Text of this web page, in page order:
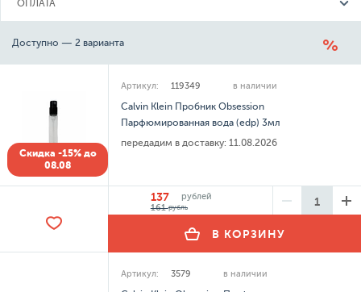
ОПЛАТА
Доступно — 2 варианта
Скидка -15% до
08.08
Артикул: 119349 в наличии
Calvin Klein Пробник Obsession
Парфюмированная вода (edp) 3мл
передадим в доставку: 11.08.2026
137
рублей
161рубль
В КОРЗИНУ
Артикул: 3579 в наличии